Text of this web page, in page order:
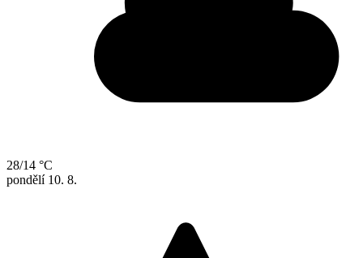
28/14 °C
pondělí 10. 8.